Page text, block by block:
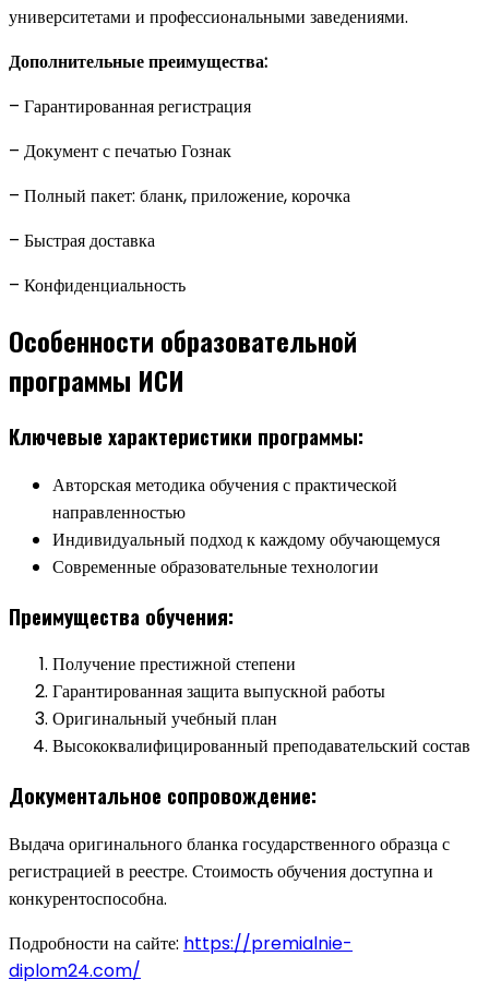
университетами и профессиональными заведениями.
Дополнительные преимущества:
– Гарантированная регистрация
– Документ с печатью Гознак
– Полный пакет: бланк, приложение, корочка
– Быстрая доставка
– Конфиденциальность
Особенности образовательной
программы ИСИ
Ключевые характеристики программы:
Авторская методика обучения с практической
направленностью
Индивидуальный подход к каждому обучающемуся
Современные образовательные технологии
Преимущества обучения:
Получение престижной степени
Гарантированная защита выпускной работы
Оригинальный учебный план
Высококвалифицированный преподавательский состав
Документальное сопровождение:
Выдача оригинального бланка государственного образца с
регистрацией в реестре. Стоимость обучения доступна и
конкурентоспособна.
Подробности на сайте: https://premialnie-
diplom24.com/